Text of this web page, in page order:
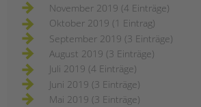
November 2019 (4 Einträge)
Oktober 2019 (1 Eintrag)
September 2019 (3 Einträge)
August 2019 (3 Einträge)
Juli 2019 (4 Einträge)
Juni 2019 (3 Einträge)
Mai 2019 (3 Einträge)